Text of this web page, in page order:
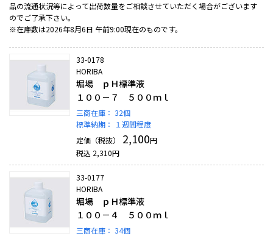
品の流通状況等によって出荷数量をご相談させていただく場合がございます
のでご了承下さい。
※在庫数は2026年8月6日 午前9:00現在のものです。
33-0178
HORIBA
堀場 ｐＨ標準液
１００－７ ５００ｍｌ
三商在庫： 32個
標準納期：
１週間程度
定価（税抜）
2,100円
税込 2,310円
33-0177
HORIBA
堀場 ｐＨ標準液
１００－４ ５００ｍｌ
三商在庫： 34個